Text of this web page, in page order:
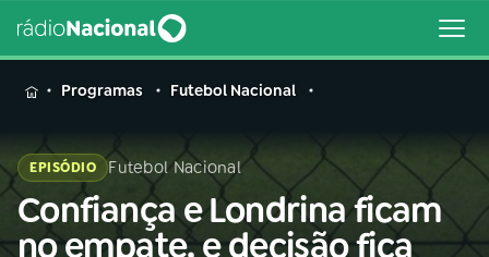
MENU
Buscar
na
Programas Futebol Nacional
EPISÓDIO Futebol Nacional
Confiança e Londrina ficam
no empate, e decisão fica